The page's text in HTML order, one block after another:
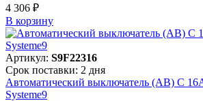
4 306 ₽
В корзинy
Артикул: S9F22316
Срок поставки: 2 дня
Автоматический выключатель (АВ) C
Systeme9